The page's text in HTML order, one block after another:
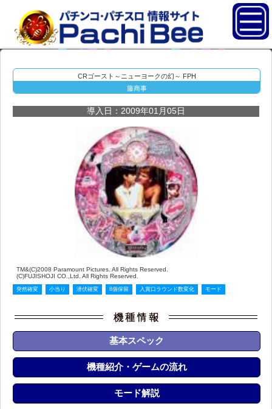
CRゴースト～ニューヨークの幻～ FPH
藤商事
導入日：2009年01月05日
TM&(C)2008 Paramount Pictures. All Rights Reserved.
(C)FUJISHOJI CO.,Ltd. All Rights Reserved.
突然確変 小当り 潜伏確変 8個保留 入賞口ラウンド数変化 モード
基本スペック
機種紹介・ゲームの流れ
モード解説